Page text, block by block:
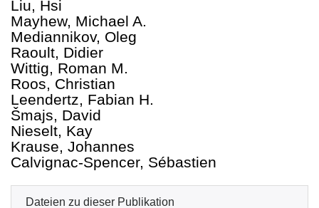
Liu, Hsi
Mayhew, Michael A.
Mediannikov, Oleg
Raoult, Didier
Wittig, Roman M.
Roos, Christian
Leendertz, Fabian H.
Šmajs, David
Nieselt, Kay
Krause, Johannes
Calvignac-Spencer, Sébastien
Dateien zu dieser Publikation